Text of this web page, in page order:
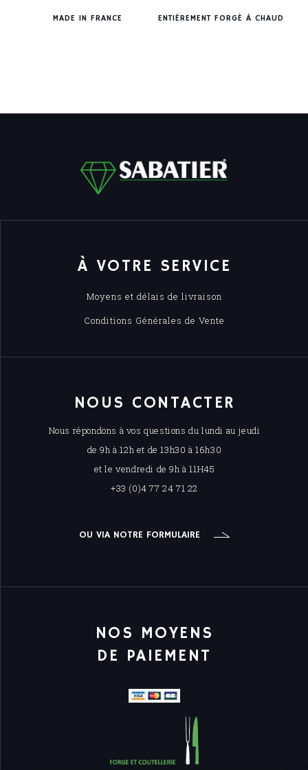
MADE IN FRANCE ENTIÈREMENT FORGÉ À CHAUD
À VOTRE SERVICE
Moyens et délais de livraison
Conditions Générales de Vente
NOUS CONTACTER
Nous répondons à vos questions du lundi au jeudi
de 9h à 12h et de 13h30 à 16h30
et le vendredi de 9h à 11H45
+33 (0)4 77 24 71 22
OU VIA NOTRE FORMULAIRE
NOS MOYENS
DE PAIEMENT